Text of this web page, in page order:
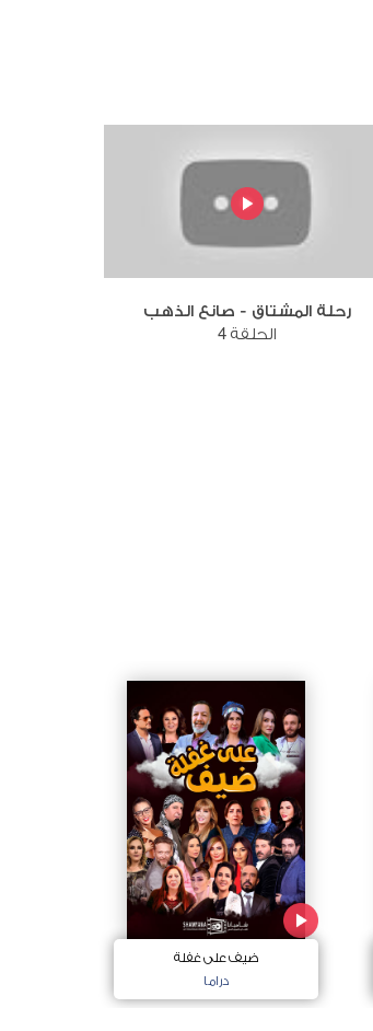
رحلة المشتاق - صانع الذهب
الحلقة 4
ضيف على غفلة
دراما